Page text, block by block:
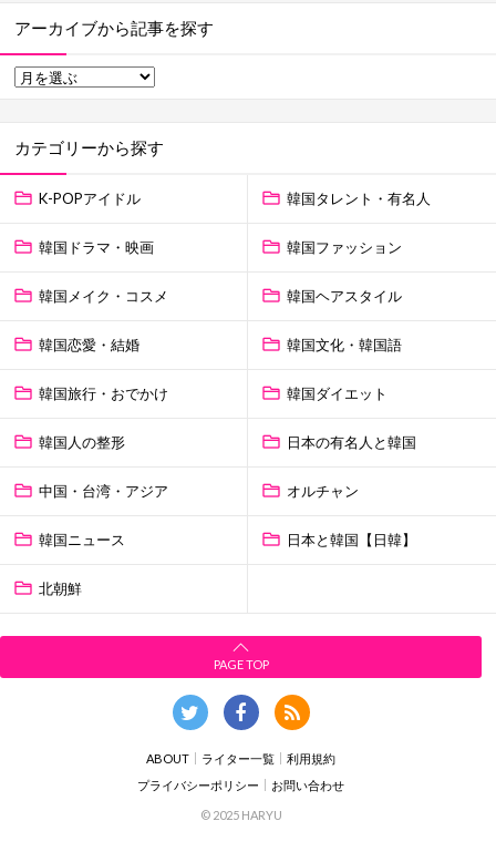
アーカイブから記事を探す
カテゴリーから探す
K-POPアイドル 韓国タレント・有名人
韓国ドラマ・映画 韓国ファッション
韓国メイク・コスメ 韓国ヘアスタイル
韓国恋愛・結婚 韓国文化・韓国語
韓国旅行・おでかけ 韓国ダイエット
韓国人の整形 日本の有名人と韓国
中国・台湾・アジア オルチャン
韓国ニュース 日本と韓国【日韓】
北朝鮮
PAGE TOP
ABOUT ライター一覧
利用規約
プライバシーポリシー
お問い合わせ
© 2025 HARYU